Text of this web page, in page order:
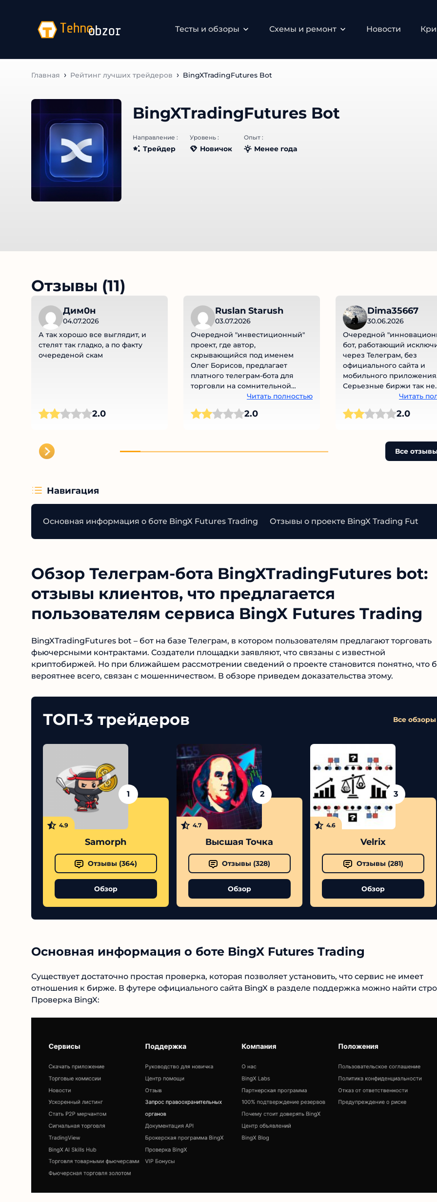
Тесты и обзоры Схемы и ремонт Новости
Главная Рейтинг лучших трейдеров BingXTradingFutures Bot
BingXTradingFutures Bot
Направление :
Трейдер
Уровень :
Новичок
Опыт :
Менее года
Отзывы (11)
Дим0н
04.07.2026
А так хорошо все выглядит, и
стелят так гладко, а по факту
очереденой скам
2.0
Ruslan Starush
03.07.2026
Очередной "инвестиционный"
проект, где автор,
скрывающийся под именем
Олег Борисов, предлагает
платного телеграм-бота для
торговли на сомнительной
бирже BingX. Обещания
высокой проходимости
сигналов и автоматизации
схемам.
Читать полностью
2.0
Dima35667
30.06.2026
Очередной
бот, работающий
через Телеграм, без
официального сайта и
мобильного приложения.
Серьезные биржи так не
работают. Заявляют о
ЦРОФР, но этот орган не
лицензии на финансовую
существует в российских
реестрах. Пользователи
Читать
2.0
Все отзывы
Навигация
Основная информация о боте BingX Futures Trading Отзывы о проекте BingX Trading Futures
Обзор Телеграм-бота BingXTradingFutures bot:
отзывы клиентов, что предлагается
пользователям сервиса BingX Futures Trading
BingXTradingFutures bot – бот на базе Телеграм, в котором пользователям предлагают торговать
фьючерсными контрактами. Создатели площадки заявляют, что связаны с известной
криптобиржей. Но при ближайшем рассмотрении сведений о проекте становится понятно, что
бот, вероятнее всего, связан с мошенничеством. В обзоре приведем доказательства этому.
ТОП-3 трейдеров Все обзоры
1
4.9
Samorph
Отзывы ( 364)
Обзор
2
4.7
Высшая Точка
Отзывы ( 328)
Обзор
4.6
Velrix
Отзывы (281)
Обзор
Основная информация о боте BingX Futures Trading
Существует достаточно простая проверка, которая позволяет установить, что сервис не имеет
отношения к бирже. В футере официального сайта BingX в разделе поддержка можно найти
строку Проверка BingX:
№1 В РЕЙТИНГЕ
Samorph
4.9
Tehnoobzor
: высокий ROI, честная
клиентов.
Читать обзор